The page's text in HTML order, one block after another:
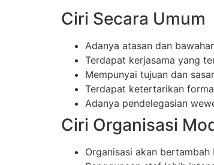
Ciri Secara Umum
Adanya atasan dan
Terdapat kerjasama yang
Mempunyai tujuan dan
Terdapat ketertarikan
Adanya pendelegasian
Ciri Organisasi
Organisasi akan bertambah